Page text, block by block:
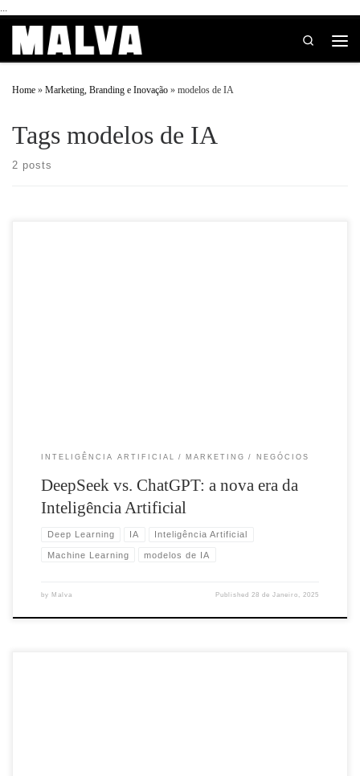
...
Search
Home » Marketing, Branding e Inovação » modelos de IA
Tags modelos de IA
2 posts
INTELIGÊNCIA ARTIFICIAL MARKETING NEGÓCIOS
DeepSeek vs. ChatGPT: a nova era da
Inteligência Artificial
Deep Learning IA Inteligência Artificial
Machine Learning modelos de IA
by Malva Published28 de Janeiro, 2025